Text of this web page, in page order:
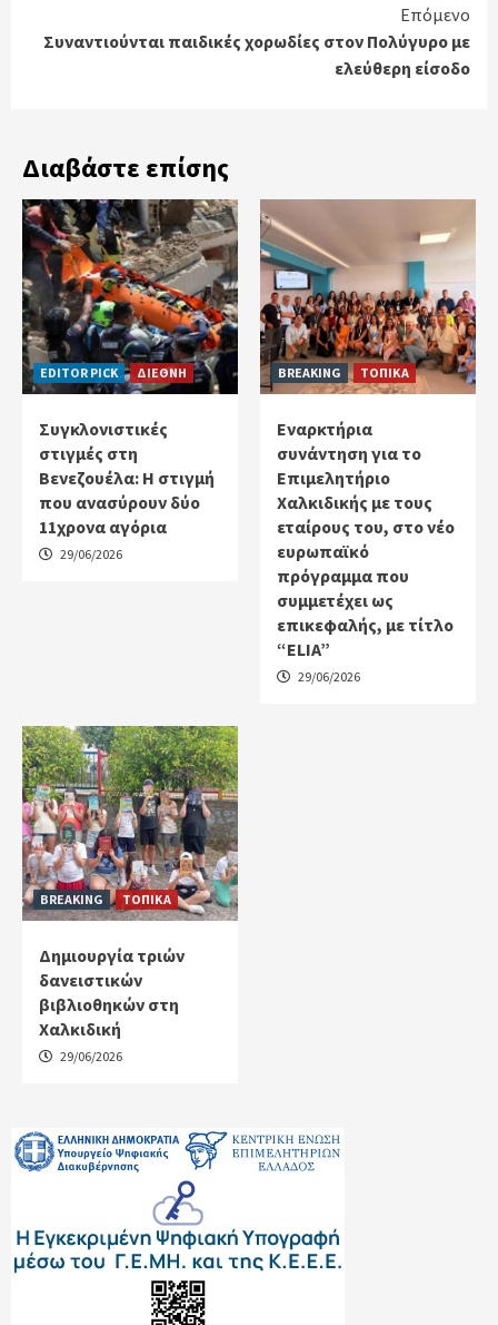
Επόμενο
Συναντιούνται παιδικές χορωδίες στον Πολύγυρο με
ελεύθερη είσοδο
Διαβάστε επίσης
EDITOR PICK ΔΙΕΘΝΗ
Συγκλονιστικές
στιγμές στη
Βενεζουέλα: Η στιγμή
που ανασύρουν δύο
11χρονα αγόρια
29/06/2026
BREAKING ΤΟΠΙΚΑ
Εναρκτήρια
συνάντηση για το
Επιμελητήριο
Χαλκιδικής με τους
εταίρους του, στο νέο
ευρωπαϊκό
πρόγραμμα που
συμμετέχει ως
επικεφαλής, με τίτλο
“ELIA”
29/06/2026
BREAKING ΤΟΠΙΚΑ
Δημιουργία τριών
δανειστικών
βιβλιοθηκών στη
Χαλκιδική
29/06/2026